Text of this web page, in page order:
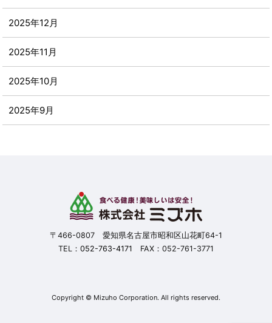
2025年12月
2025年11月
2025年10月
2025年9月
〒466-0807 愛知県名古屋市昭和区山花町64-1
TEL： 052-763-4171 FAX：052-761-3771
Copyright © Mizuho Corporation. All rights reserved.